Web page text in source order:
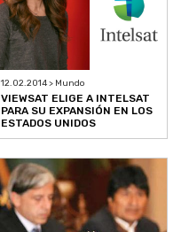
12.02.2014 > Mundo
VIEWSAT ELIGE A INTELSAT
PARA SU EXPANSIÓN EN LOS
ESTADOS UNIDOS